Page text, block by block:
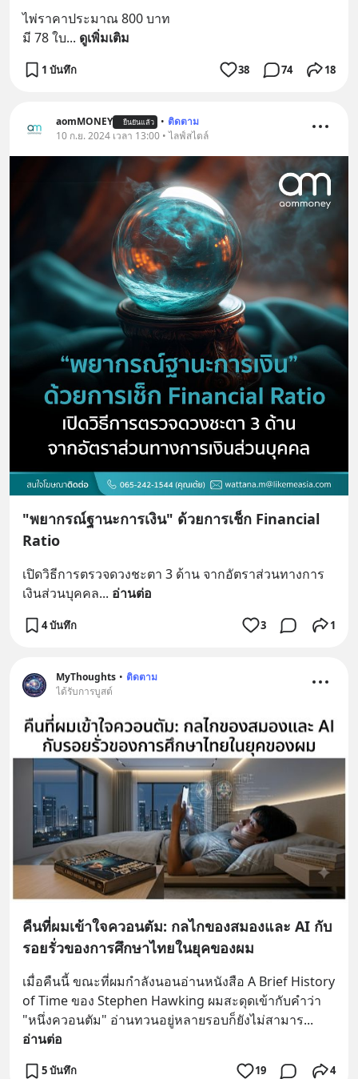
ไพ่ราคาประมาณ 800 บาท
มี 78 ใบ... ดูเพิ่มเติม
1 บันทึก 38 74 18
aomMONEY ยืนยันแล้ว • ติดตาม
10 ก.ย. 2024 เวลา 13:00 • ไลฟ์สไตล์
"พยากรณ์ฐานะการเงิน" ด้วยการเช็ก Financial
Ratio
เปิดวิธีการตรวจดวงชะตา 3 ด้าน จากอัตราส่วนทางการ
เงินส่วนบุคคล... อ่านต่อ
4 บันทึก 3 1
MyThoughts • ติดตาม
ได้รับการบูสต์
คืนที่ผมเข้าใจควอนตัม: กลไกของสมองและ AI กับ
รอยรั่วของการศึกษาไทยในยุคของผม
เมื่อคืนนี้ ขณะที่ผมกำลังนอนอ่านหนังสือ A Brief History
of Time ของ Stephen Hawking ผมสะดุดเข้ากับคำว่า
"หนึ่งควอนตัม" อ่านทวนอยู่หลายรอบก็ยังไม่สามาร
อ่านต่อ
5 บันทึก 19 4